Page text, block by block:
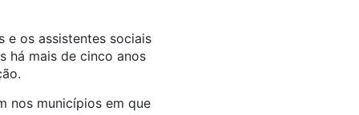
e os assistentes sociais
há mais de cinco anos
nos municípios em que